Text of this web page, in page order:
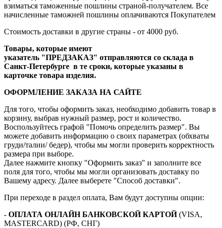
взиматься таможенные пошлины страной-получателем. Все
начисленные таможней пошлины оплачиваются Покупателем
Стоимость доставки в другие страны - от 4000 руб.
Товары, которые имеют
указатель "ПРЕДЗАКАЗ" отправляются со склада в
Санкт-Петербурге в те сроки, которые указаны в
карточке товара изделия.
ОФОРМЛЕНИЕ ЗАКАЗА НА САЙТЕ
Для того, чтобы оформить заказ, необходимо добавить товар в
корзину, выбрав нужный размер, рост и количество.
Воспользуйтесь графой "Помочь определить размер". Вы
можете добавить информацию о своих параметрах (обхваты
груди/талии/ бедер), чтобы мы могли проверить корректность
размера при выборе.
Далее нажмите кнопку "Оформить заказ" и заполните все
поля для того, чтобы мы могли организовать доставку по
Вашему адресу. Далее выберете "Способ доставки".
При переходе в раздел оплата, Вам будут доступны опции:
- ОПЛАТА ОНЛАЙН БАНКОВСКОЙ КАРТОЙ(VISA,
MASTERCARD) (РФ, СНГ)